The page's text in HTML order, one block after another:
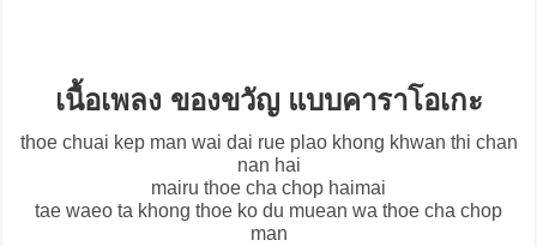
เนื้อเพลง ของขวัญ แบบคาราโอเกะ
thoe chuai kep man wai dai rue plao khong khwan thi chan
nan hai
mairu thoe cha chop haimai
tae waeo ta khong thoe ko du muean wa thoe cha chop
man